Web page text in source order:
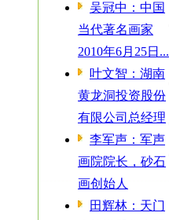
吴冠中：中国
当代著名画家
2010年6月25日...
叶文智：湖南
黄龙洞投资股份
有限公司总经理
李军声：军声
画院院长，砂石
画创始人
田辉林：天门